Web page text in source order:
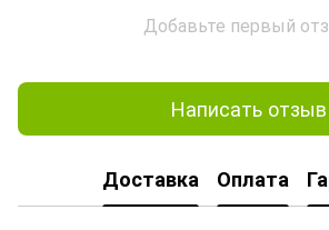
Добавьте первый
Написать отзыв
Доставка Оплата